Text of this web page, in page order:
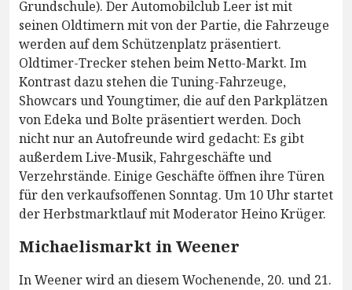
Grundschule). Der Automobilclub Leer ist mit
seinen Oldtimern mit von der Partie, die Fahrzeuge
werden auf dem Schützenplatz präsentiert.
Oldtimer-Trecker stehen beim Netto-Markt. Im
Kontrast dazu stehen die Tuning-Fahrzeuge,
Showcars und Youngtimer, die auf den Parkplätzen
von Edeka und Bolte präsentiert werden. Doch
nicht nur an Autofreunde wird gedacht: Es gibt
außerdem Live-Musik, Fahrgeschäfte und
Verzehrstände. Einige Geschäfte öffnen ihre Türen
für den verkaufsoffenen Sonntag. Um 10 Uhr startet
der Herbstmarktlauf mit Moderator Heino Krüger.
Michaelismarkt in Weener
In Weener wird an diesem Wochenende, 20. und 21.